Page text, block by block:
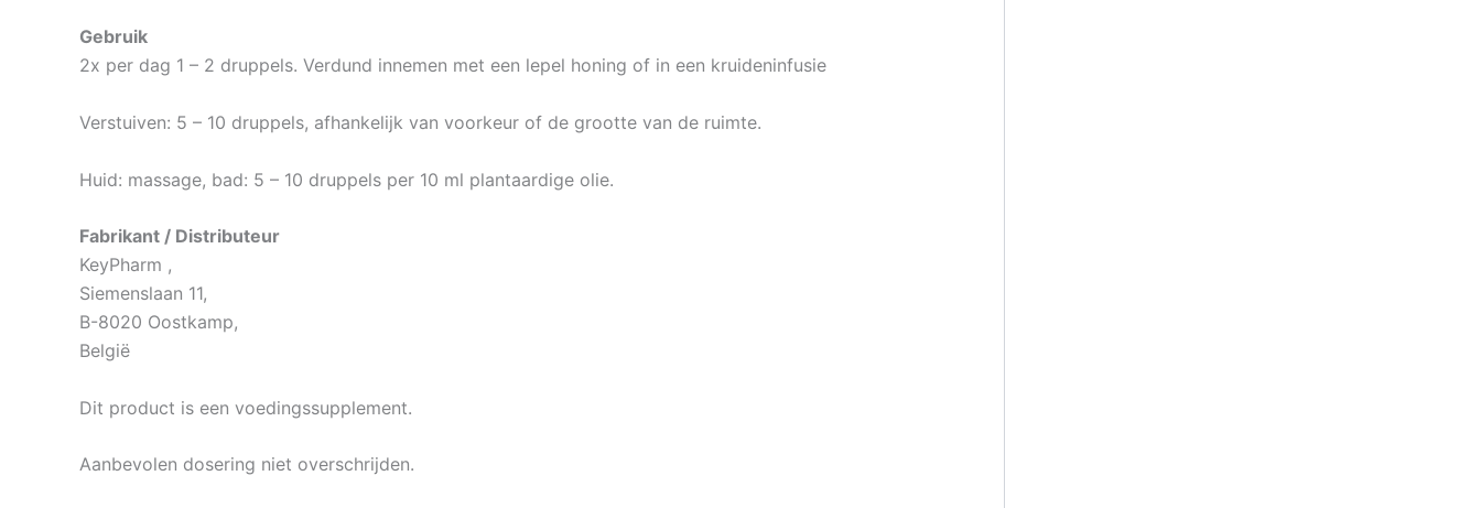
Gebruik
2x per dag 1 – 2 druppels. Verdund innemen met een lepel honing of in een kruideninfusie
Verstuiven: 5 – 10 druppels, afhankelijk van voorkeur of de grootte van de ruimte.
Huid: massage, bad: 5 – 10 druppels per 10 ml plantaardige olie.
Fabrikant / Distributeur
KeyPharm ,
Siemenslaan 11,
B-8020 Oostkamp,
België
Dit product is een voedingssupplement.
Aanbevolen dosering niet overschrijden.